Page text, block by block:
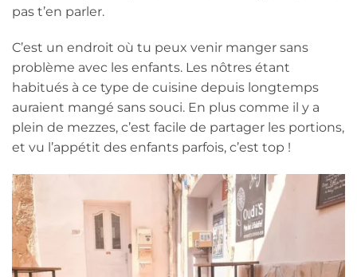
pas t’en parler.
C’est un endroit où tu peux venir manger sans
problème avec les enfants. Les nôtres étant
habitués à ce type de cuisine depuis longtemps
auraient mangé sans souci. En plus comme il y a
plein de mezzes, c’est facile de partager les portions,
et vu l’appétit des enfants parfois, c’est top !